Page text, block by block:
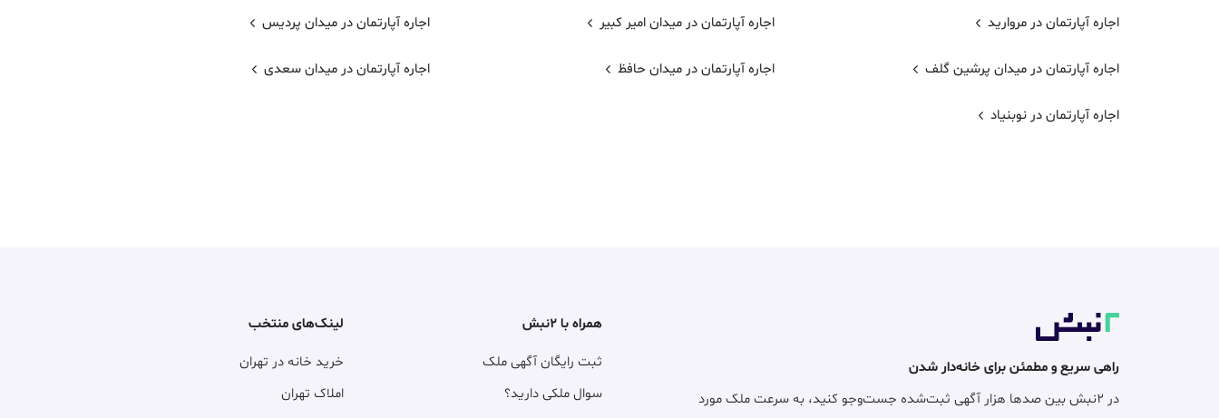
اجاره آپارتمان در مروارید اجاره آپارتمان در میدان امیر کبیر اجاره آپارتمان در میدان پردیس
اجاره آپارتمان در میدان پرشین گلف اجاره آپارتمان در میدان حافظ اجاره آپارتمان در میدان سعدی
اجاره آپارتمان در نوبنیاد
راهی سریع و مطمئن برای خانه‌دار شدن
در ۲نبش بین صدها هزار آگهی ثبت‌شده جست‌وجو کنید، به سرعت ملک مورد
همراه با ۲نبش
ثبت رایگان آگهی ملک
سوال ملکی دارید؟
لینک‌های منتخب
خرید خانه در تهران
املاک تهران